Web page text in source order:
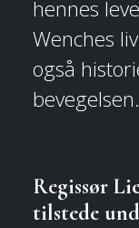
hennes
Wenches
også
bevegelsen.
Regissør
tilstede